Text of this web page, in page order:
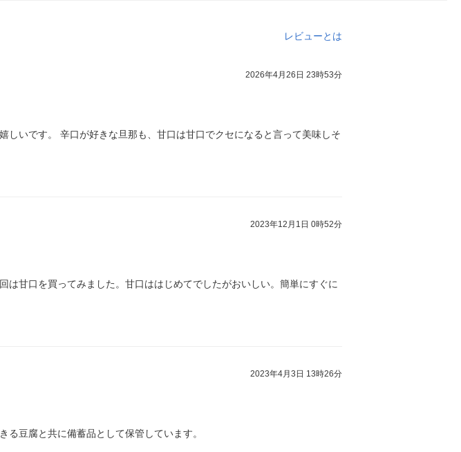
レビューとは
2026年4月26日 23時53分
いです。 辛口が好きな旦那も、甘口は甘口でクセになると言って美味しそ
2023年12月1日 0時52分
甘口を買ってみました。甘口ははじめてでしたがおいしい。簡単にすぐに
2023年4月3日 13時26分
豆腐と共に備蓄品として保管しています。